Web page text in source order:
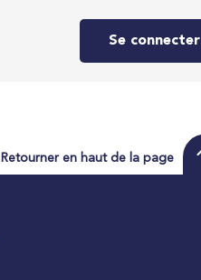
Se connecter
Retourner en haut de la page